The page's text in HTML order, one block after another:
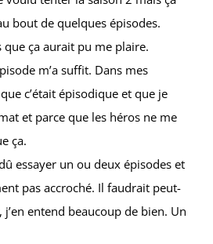
bout de quelques épisodes.
que ça aurait pu me plaire.
m’a suffit. Dans mes
c’était épisodique et que je
et parce que les héros ne me
ça.
essayer un ou deux épisodes et
pas accroché. Il faudrait peut-
entend beaucoup de bien. Un